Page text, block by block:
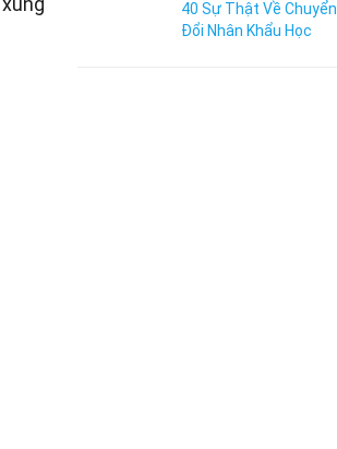
40 Sự Thật Về Chuyển
Đổi Nhân Khẩu Học